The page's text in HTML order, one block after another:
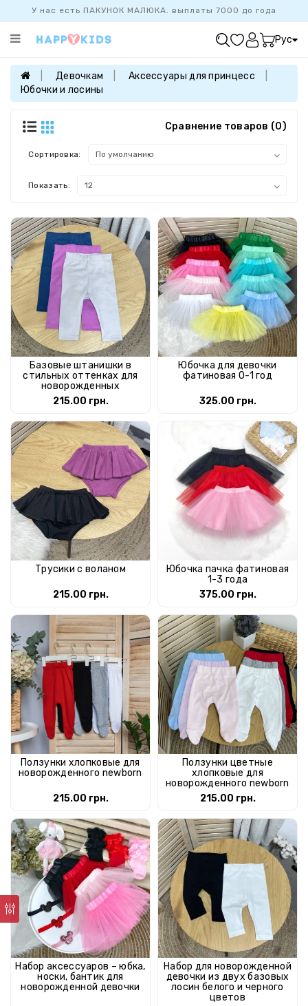
У нас есть ПАКУНОК МАЛЮКА. выплаты 7000 до года
Категории
ПРОДАЖ
БАЗОВАЯ
ДЕВОЧКАМ
МАЛЬЧИКАМ
Рус
Девочкам
Аксессуары для принцесс
Юбочки и лосины
Сравнение товаров (0)
Сортировка:
Показать:
Базовые штанишки в
стильных оттенках для
новорожденных
215.00 грн.
Юбочка для девочки
фатиновая 0-1 год
325.00 грн.
Трусики с воланом
215.00 грн.
Юбочка пачка фатиновая
1-3 года
375.00 грн.
Ползунки хлопковые для
новорожденного newborn
215.00 грн.
Ползунки цветные
хлопковые для
новорожденного newborn
215.00 грн.
Набор аксессуаров – юбка,
носки, бантик для
новорожденной девочки
Набор для новорожденной
девочки из двух базовых
лосин белого и черного
цветов